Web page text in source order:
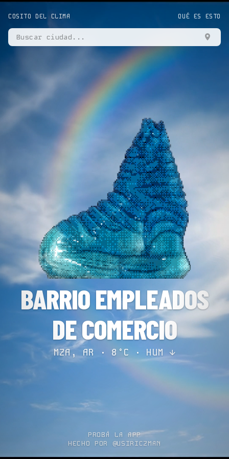
COSITO DEL CLIMA QUÉ ES ESTO
BARRIO EMPLEADOS
DE COMERCIO
MZA, AR · 8°C · HUM ↓
PROBÁ LA APP
HECHO POR @USIRICZMAN